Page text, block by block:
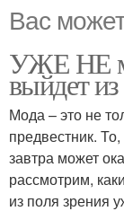
Вас
УЖЕ НЕ
выйдет
Мода – это не
предвестник.
завтра может
рассмотрим,
из поля зрения